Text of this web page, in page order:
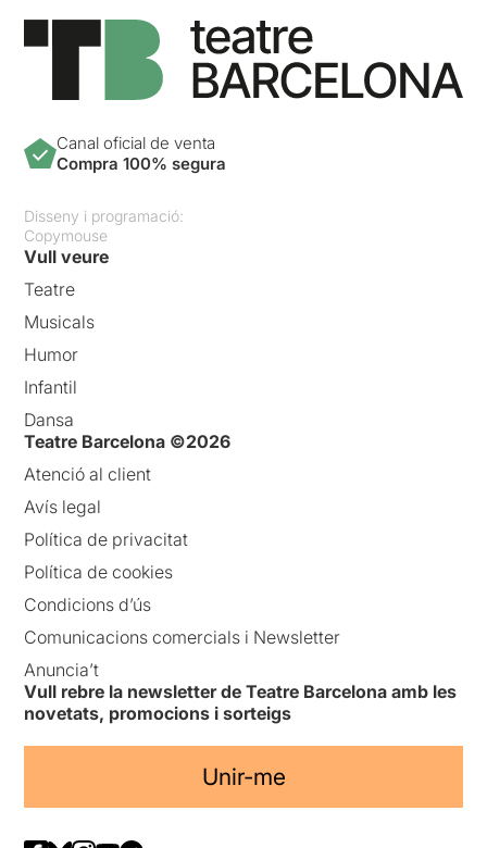
Canal oficial de venta
Compra 100% segura
Disseny i programació:
Copymouse
Vull veure
Teatre
Musicals
Humor
Infantil
Dansa
Teatre Barcelona ©2026
Atenció al client
Avís legal
Política de privacitat
Política de cookies
Condicions d’ús
Comunicacions comercials i Newsletter
Anuncia’t
Vull rebre la newsletter de Teatre Barcelona amb les
novetats, promocions i sorteigs
Unir-me